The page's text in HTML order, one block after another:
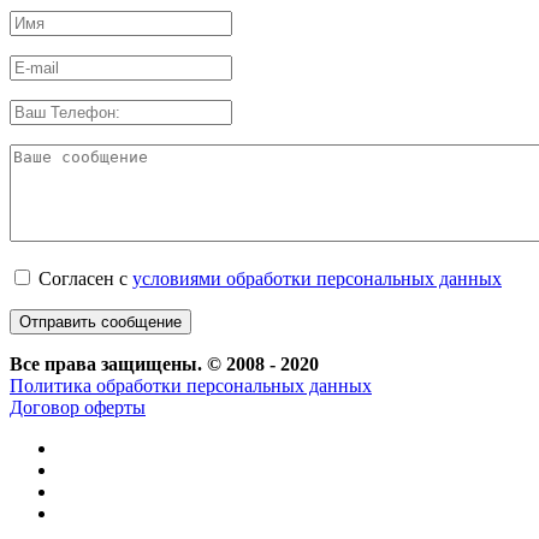
Согласен с условиями обработки персональных данных
Все права защищены. © 2008 - 2020
Политика обработки персональных данных
Договор оферты